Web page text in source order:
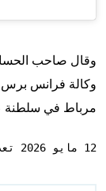
وقال صاحب
وكالة فرانس برس
مرباط في سلطنة عمان
12 مايو 2026 تعديل العنوان